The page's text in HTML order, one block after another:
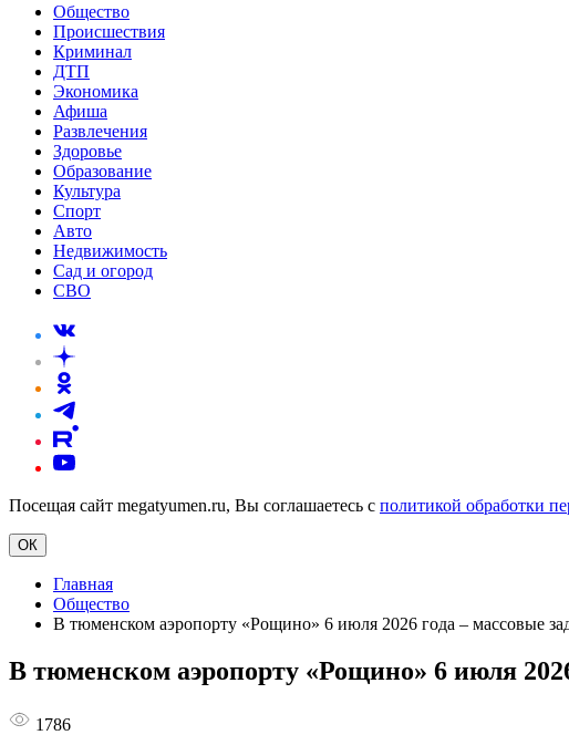
Общество
Происшествия
Криминал
ДТП
Экономика
Афиша
Развлечения
Здоровье
Образование
Культура
Спорт
Авто
Недвижимость
Сад и огород
СВО
Посещая сайт megatyumen.ru, Вы соглашаетесь с политикой обработки
ОК
Главная
Общество
В тюменском аэропорту «Рощино» 6 июля 2026 года – массовые
В тюменском аэропорту «Рощино» 6 июля
1786